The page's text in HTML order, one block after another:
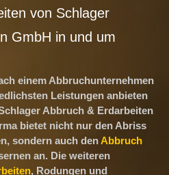
von Schlager
GmbH in und um
einem Abbruchunternehmen
Leistungen anbieten
Abbruch & Erdarbeiten
bietet nicht nur den Abriss
sondern auch den Abbruch
an. Die weiteren
, Rodungen und